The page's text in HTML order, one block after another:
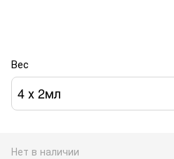
Вес
4 х 2мл
Нет в наличии